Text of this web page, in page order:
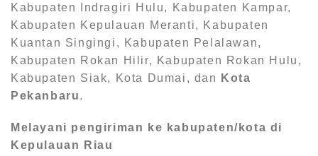
Kabupaten Indragiri Hulu, Kabupaten Kampar,
Kabupaten Kepulauan Meranti, Kabupaten
Kuantan Singingi, Kabupaten Pelalawan,
Kabupaten Rokan Hilir, Kabupaten Rokan Hulu,
Kabupaten Siak, Kota Dumai, dan
Kota
Pekanbaru.
Melayani pengiriman ke kabupaten/kota di
Kepulauan Riau